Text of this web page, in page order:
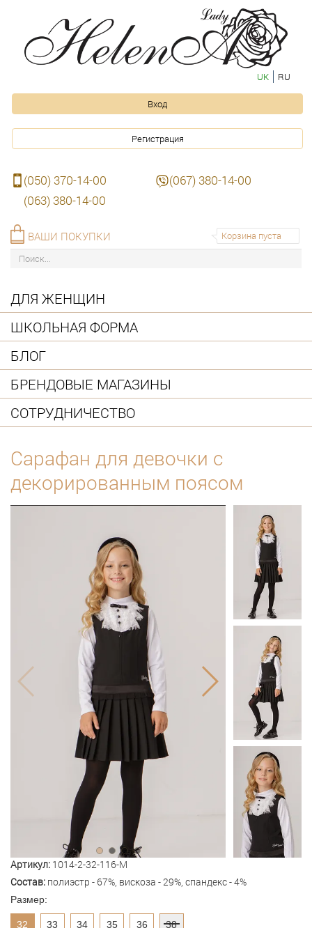
UK RU
Вход
Регистрация
(050) 370-14-00
(067) 380-14-00
(063) 380-14-00
Корзина пуста
ВАШИ ПОКУПКИ
ДЛЯ ЖЕНЩИН
ШКОЛЬНАЯ ФОРМА
БЛОГ
БРЕНДОВЫЕ МАГАЗИНЫ
СОТРУДНИЧЕСТВО
Сарафан для девочки с
декорированным поясом
Артикул: 1014-2-32-116-M
Состав: полиэстр - 67%, вискоза - 29%, спандекс - 4%
Размер:
32 33 34 35 36 38